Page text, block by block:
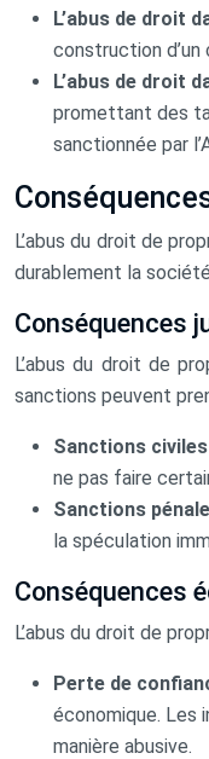
L’abus de droit
construction
L’abus de droit
promettant des
sanctionnée par
L’abus du droit de
durablement la
Conséquences
L’abus du droit de
sanctions peuvent
Sanctions civiles
ne pas faire
Sanctions
la spéculation
Conséquences
L’abus du droit de
Perte de
économique. Les
manière abusive.